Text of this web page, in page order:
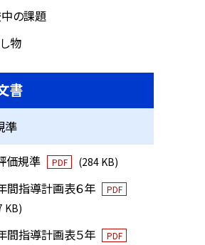
の課題
物
書
準
価規準 PDF (284 KB)
間指導計画表６年 PDF
KB)
間指導計画表５年 PDF